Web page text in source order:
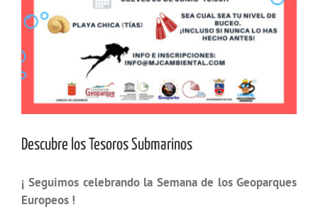
Descubre los Tesoros Submarinos
¡ Seguimos celebrando la Semana de los Geoparques
Europeos !